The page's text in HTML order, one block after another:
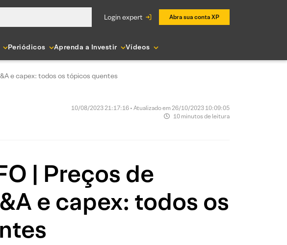
login expert Abra sua conta XP
Periódicos Aprenda a Investir Vídeos
e capex: todos os tópicos quentes
10/08/2023 21:17:16 • Atualizado em 26/10/2023 10:09:05
10 minutos de leitura
| Preços de
e capex: todos os